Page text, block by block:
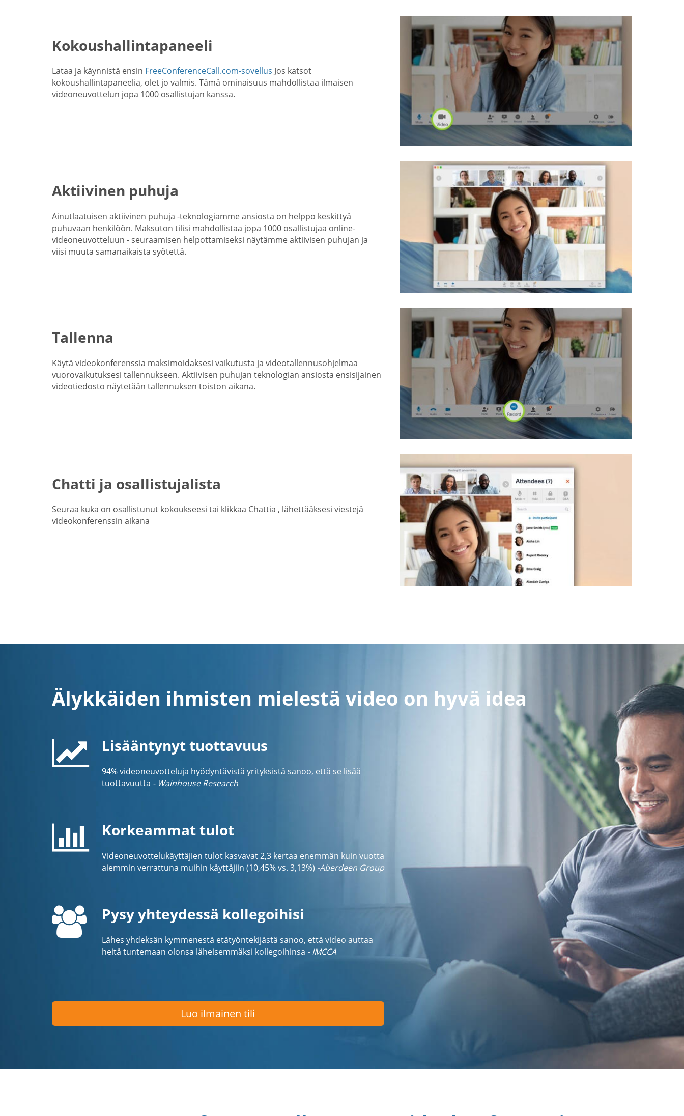
Kokoushallintapaneeli
Lataa ja käynnistä ensin FreeConferenceCall.com-sovellus Jos katsot
kokoushallintapaneelia, olet jo valmis. Tämä ominaisuus mahdollistaa ilmaisen
videoneuvottelun jopa 1000 osallistujan kanssa.
Aktiivinen puhuja
Ainutlaatuisen aktiivinen puhuja -teknologiamme ansiosta on helppo keskittyä
puhuvaan henkilöön. Maksuton tilisi mahdollistaa jopa 1000 osallistujaa online-
videoneuvotteluun - seuraamisen helpottamiseksi näytämme aktiivisen puhujan ja
viisi muuta samanaikaista syötettä.
Tallenna
Käytä videokonferenssia maksimoidaksesi vaikutusta ja videotallennusohjelmaa
vuorovaikutuksesi tallennukseen. Aktiivisen puhujan teknologian ansiosta ensisijainen
videotiedosto näytetään tallennuksen toiston aikana.
Chatti ja osallistujalista
Seuraa kuka on osallistunut kokoukseesi tai klikkaa Chattia , lähettääksesi viestejä
videokonferenssin aikana
Älykkäiden ihmisten mielestä video on hyvä idea
Lisääntynyt tuottavuus
94% videoneuvotteluja hyödyntävistä yrityksistä sanoo, että se lisää
tuottavuutta - Wainhouse Research
Korkeammat tulot
Videoneuvottelukäyttäjien tulot kasvavat 2,3 kertaa enemmän kuin vuotta
aiemmin verrattuna muihin käyttäjiin (10,45% vs. 3,13%) -Aberdeen Group
Pysy yhteydessä kollegoihisi
Lähes yhdeksän kymmenestä etätyöntekijästä sanoo, että video auttaa
heitä tuntemaan olonsa läheisemmäksi kollegoihinsa - IMCCA
Luo ilmainen tili